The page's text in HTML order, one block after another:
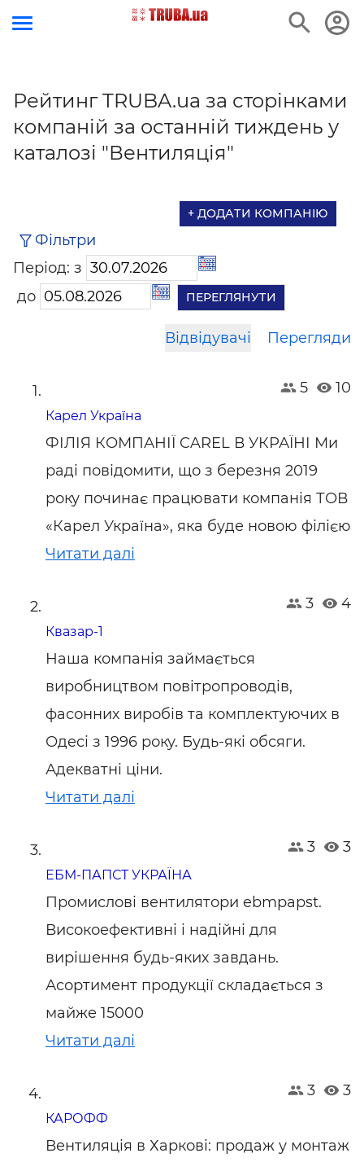
Рейтинг TRUBA.ua за сторінками
компаній за останній тиждень у
каталозі "Вентиляція"
+ ДОДАТИ КОМПАНІЮ
Фільтри
Період: з
до
Відвідувачі Перегляди
5 10
Карел Україна
ФІЛІЯ КОМПАНІЇ CAREL В УКРАЇНІ Ми
раді повідомити, що з березня 2019
року починає працювати компанія ТОВ
«Карел Україна», яка буде новою філією
Читати далі
3 4
Квазар-1
Наша компанія займається
виробництвом повітропроводів,
фасонних виробів та комплектуючих в
Одесі з 1996 року. Будь-які обсяги.
Адекватні ціни.
Читати далі
3 3
ЕБМ-ПАПСТ УКРАЇНА
Промислові вентилятори ebmpapst.
Високоефективні і надійні для
вирішення будь-яких завдань.
Асортимент продукції складається з
майже 15000
Читати далі
3 3
КАРОФФ
Вентиляція в Харкові: продаж у монтаж